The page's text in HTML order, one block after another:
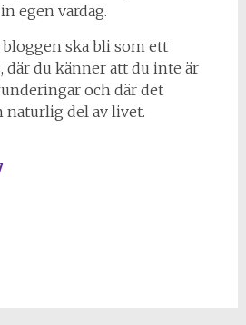
egen vardag.
ska bli som ett
där du känner att du inte är
och där det
naturlig del av livet.